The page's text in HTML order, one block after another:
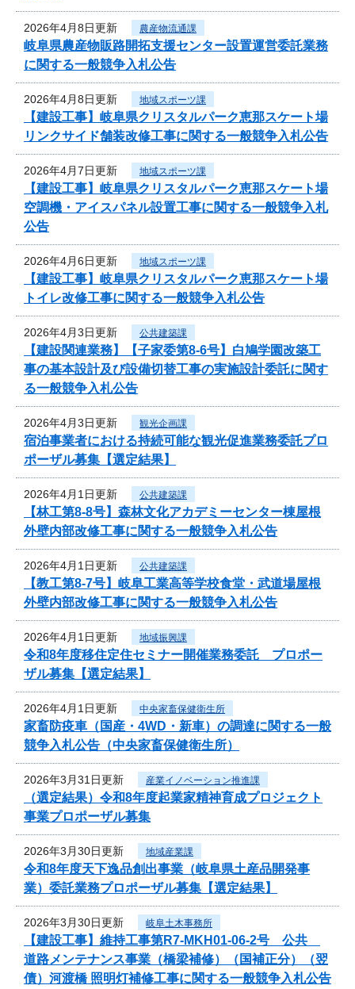
2026年4月8日更新 農産物流通課
岐阜県農産物販路開拓支援センター設置運営委託業務
に関する一般競争入札公告
2026年4月8日更新 地域スポーツ課
【建設工事】岐阜県クリスタルパーク恵那スケート場
リンクサイド舗装改修工事に関する一般競争入札公告
2026年4月7日更新 地域スポーツ課
【建設工事】岐阜県クリスタルパーク恵那スケート場
空調機・アイスパネル設置工事に関する一般競争入札
公告
2026年4月6日更新 地域スポーツ課
【建設工事】岐阜県クリスタルパーク恵那スケート場
トイレ改修工事に関する一般競争入札公告
2026年4月3日更新 公共建築課
【建設関連業務】【子家委第8-6号】白鳩学園改築工
事の基本設計及び設備切替工事の実施設計委託に関す
る一般競争入札公告
2026年4月3日更新 観光企画課
宿泊事業者における持続可能な観光促進業務委託プロ
ポーザル募集【選定結果】
2026年4月1日更新 公共建築課
【林工第8-8号】森林文化アカデミーセンター棟屋根
外壁内部改修工事に関する一般競争入札公告
2026年4月1日更新 公共建築課
【教工第8-7号】岐阜工業高等学校食堂・武道場屋根
外壁内部改修工事に関する一般競争入札公告
2026年4月1日更新 地域振興課
令和8年度移住定住セミナー開催業務委託 プロポー
ザル募集【選定結果】
2026年4月1日更新 中央家畜保健衛生所
家畜防疫車（国産・4WD・新車）の調達に関する一般
競争入札公告（中央家畜保健衛生所）
2026年3月31日更新 産業イノベーション推進課
（選定結果）令和8年度起業家精神育成プロジェクト
事業プロポーザル募集
2026年3月30日更新 地域産業課
令和8年度天下逸品創出事業（岐阜県土産品開発事
業）委託業務プロポーザル募集【選定結果】
2026年3月30日更新 岐阜土木事務所
【建設工事】維持工事第R7-MKH01-06-2号 公共
道路メンテナンス事業（橋梁補修）（国補正分）（翌
債）河渡橋 照明灯補修工事に関する一般競争入札公告